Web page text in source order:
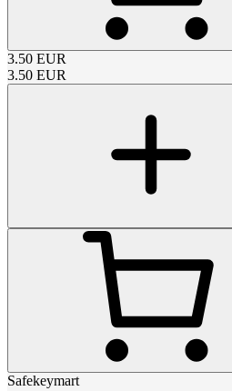
3.50 EUR
3.50 EUR
Safekeymart